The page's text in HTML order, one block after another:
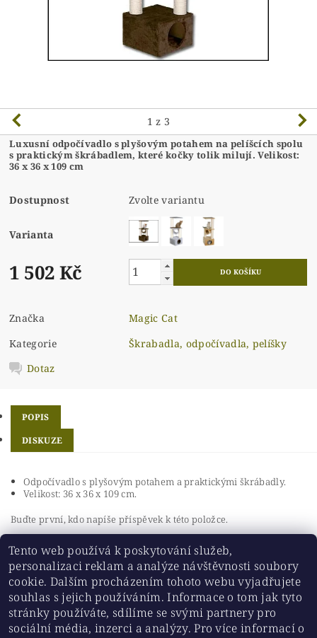
1 z 3
Luxusní odpočívadlo s plyšovým potahem na pelíšcích spolu
s praktickým škrábadlem, které kočky tolik milují. Velikost:
36 x 36 x 109 cm
Dostupnost Zvolte variantu
Varianta
1 502 Kč
Značka
Magic Cat
Kategorie
Škrabadla, odpočívadla, pelíšky
Dotaz
POPIS
DISKUZE
Odpočívadlo s plyšovým potahem a praktickými škrábadly.
Velikost: 36 x 36 x 109 cm.
Buďte první, kdo napíše příspěvek k této položce.
Přidat komentář
Historickesklo.cz | Chovatelskepotreby.eu
Tento web používá k poskytování služeb,
personalizaci reklam a analýze návštěvnosti soubory
cookie. Dalším procházením tohoto webu vyjadřujete
souhlas s jejich používáním. Informace o tom jak tyto
stránky používáte, sdílíme se svými partnery pro
sociální média, inzerci a analýzy. Pro více informací o